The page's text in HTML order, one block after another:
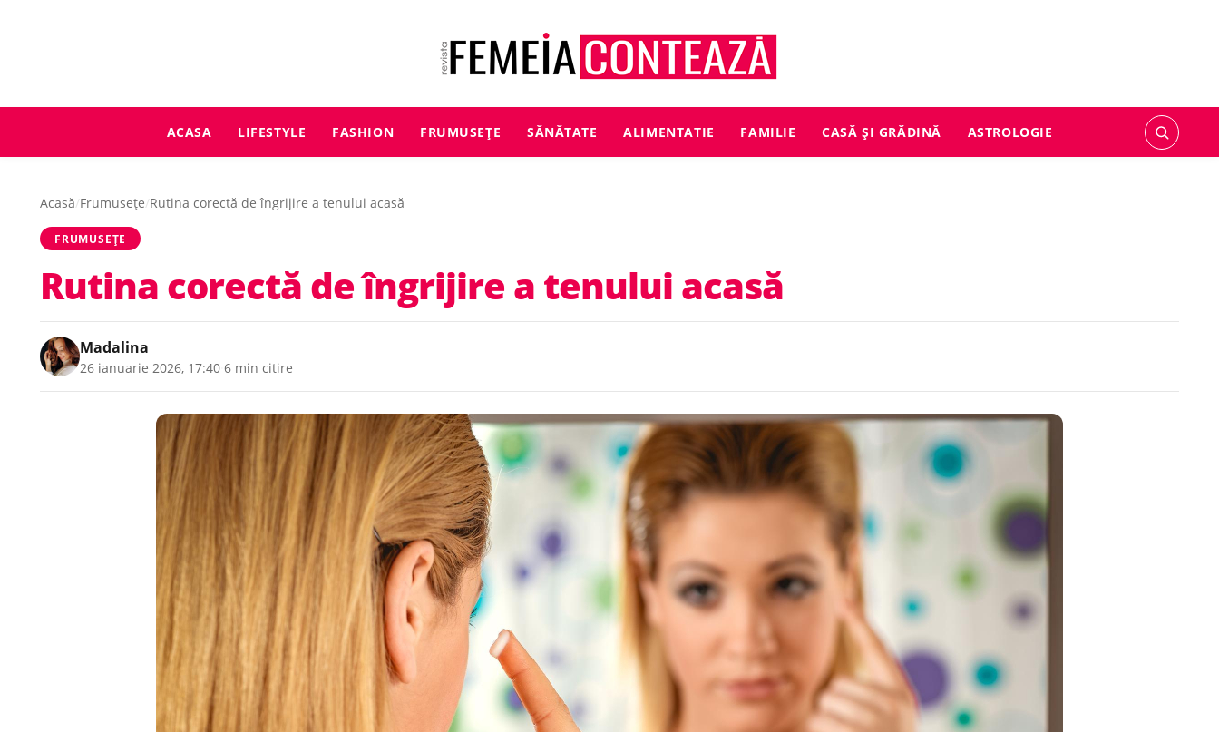
ACASA LIFESTYLE FASHION FRUMUSEȚE SĂNĂTATE ALIMENTATIE FAMILIE CASĂ ȘI GRĂDINĂ ASTROLOGIE
Acasă/Frumusețe/Rutina corectă de îngrijire a tenului acasă
FRUMUSEȚE
Rutina corectă de îngrijire a tenului acasă
Madalina
26 ianuarie 2026, 17:40 6 min citire